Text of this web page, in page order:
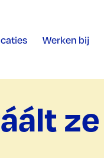
Werken bij
ze